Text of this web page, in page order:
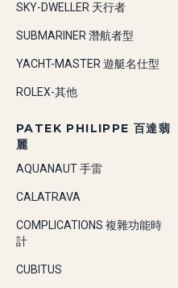
SKY-DWELLER 天行者
SUBMARINER 潛航者型
YACHT-MASTER 遊艇名仕型
ROLEX-其他
PATEK PHILIPPE 百達翡
麗
AQUANAUT 手雷
CALATRAVA
COMPLICATIONS 複雜功能時
計
CUBITUS